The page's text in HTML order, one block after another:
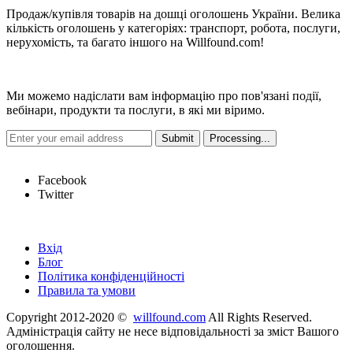
Продаж/купівля товарів на дошці оголошень України. Велика
кількість оголошень у категоріях: транспорт, робота, послуги,
нерухомість, та багато іншого на Willfound.com!
Ми можемо надіслати вам інформацію про пов'язані події,
вебінари, продукти та послуги, в які ми віримо.
Facebook
Twitter
Вхід
Блог
Політика конфіденційності
Правила та умови
Copyright 2012-2020 © willfound.com All Rights Reserved.
Адміністрація сайту не несе відповідальності за зміст Вашого
оголошення.